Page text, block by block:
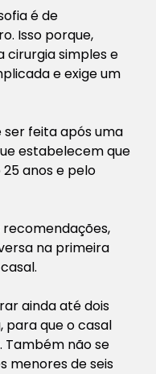
é de
Isso porque,
cirurgia simples e
e exige um
ser feita após uma
estabelecem que
anos e pelo
na primeira
ainda até dois
para que o casal
Também não se
menores de seis